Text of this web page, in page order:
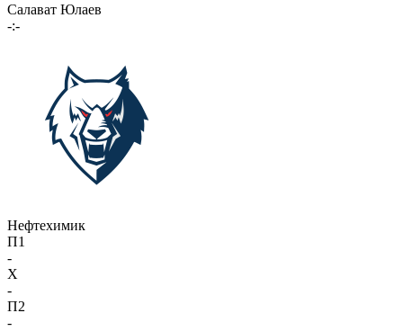
Салават Юлаев
-:-
Нефтехимик
П1
-
X
-
П2
-